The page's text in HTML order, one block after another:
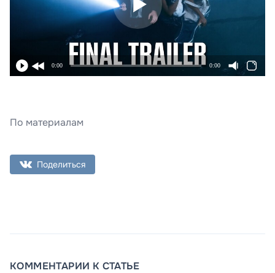
0:00 0:00
По материалам
Поделиться
КОММЕНТАРИИ К СТАТЬЕ